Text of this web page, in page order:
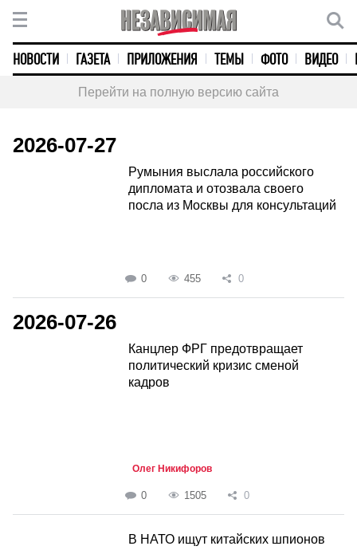
НОВОСТИ ГАЗЕТА ПРИЛОЖЕНИЯ ТЕМЫ ФОТО ВИДЕО
Перейти на полную версию сайта
2026-07-27
Румыния выслала российского
дипломата и отозвала своего
посла из Москвы для консультаций
0 455 0
2026-07-26
Канцлер ФРГ предотвращает
политический кризис сменой
кадров
Олег Никифоров
0 1505 0
В НАТО ищут китайских шпионов